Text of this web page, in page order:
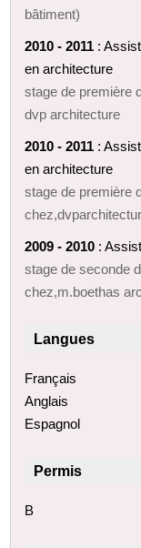
bâtiment)
2010 - 2011 :
en architecture
stage de première
dvp architecture
2010 - 2011 :
en architecture
stage de première
2009 - 2010 :
stage de seconde
chez,m.boethas
Langues
Français
Anglais
Espagnol
Permis
B